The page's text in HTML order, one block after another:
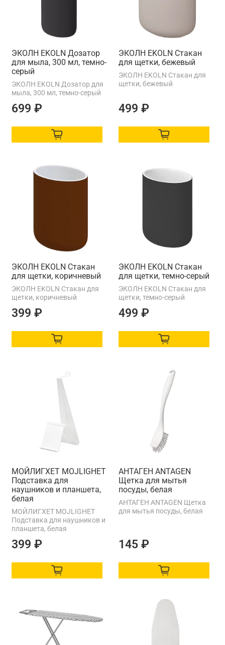
ЭКОЛН EKOLN Дозатор
для мыла, 300 мл, темно-
серый
ЭКОЛН EKOLN Дозатор для
мыла, 300 мл, темно-серый
699 ₽
ЭКОЛН EKOLN Стакан
для щетки, бежевый
ЭКОЛН EKOLN Стакан для
щетки, бежевый
499 ₽
ЭКОЛН EKOLN Стакан
для щетки, коричневый
ЭКОЛН EKOLN Стакан для
щетки, коричневый
399 ₽
ЭКОЛН EKOLN Стакан
для щетки, темно-серый
ЭКОЛН EKOLN Стакан для
щетки, темно-серый
499 ₽
МОЙЛИГХЕТ MOJLIGHET
Подставка для
наушников и планшета,
белая
МОЙЛИГХЕТ MOJLIGHET
Подставка для наушников и
планшета, белая
399 ₽
АНТАГЕН ANTAGEN
Щетка для мытья
посуды, белая
АНТАГЕН ANTAGEN Щетка
для мытья посуды, белая
145 ₽